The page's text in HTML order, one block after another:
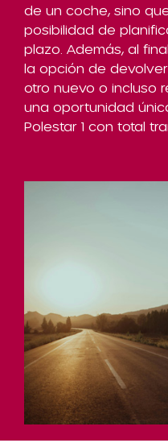
de un coche, sino
posibilidad de
plazo. Además, al
la opción de
otro nuevo o incluso
una oportunidad
Polestar 1 con total